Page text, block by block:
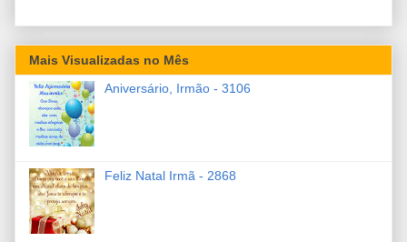
Mais Visualizadas no Mês
Aniversário, Irmão - 3106
Feliz Natal Irmã - 2868